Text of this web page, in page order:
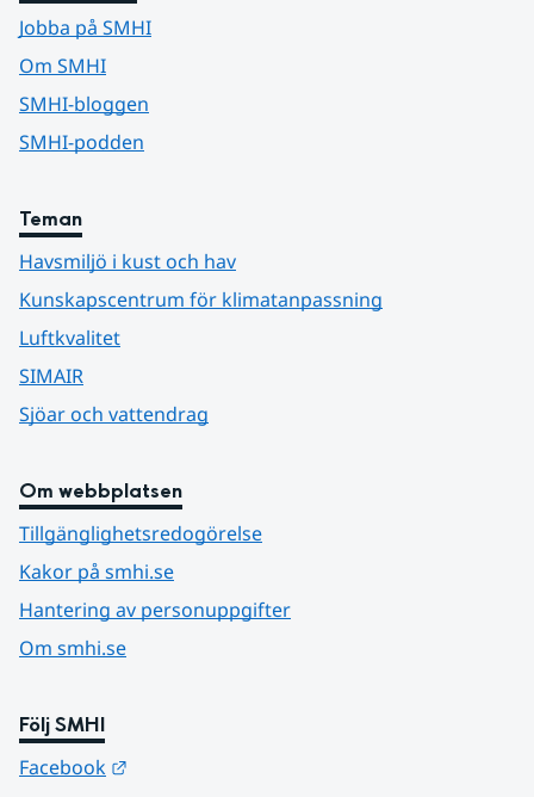
Jobba på SMHI
Om SMHI
SMHI-bloggen
SMHI-podden
Teman
Havsmiljö i kust och hav
Kunskapscentrum för klimatanpassning
Luftkvalitet
SIMAIR
Sjöar och vattendrag
Om webbplatsen
Tillgänglighetsredogörelse
Kakor på smhi.se
Hantering av personuppgifter
Om smhi.se
Följ SMHI
Facebook